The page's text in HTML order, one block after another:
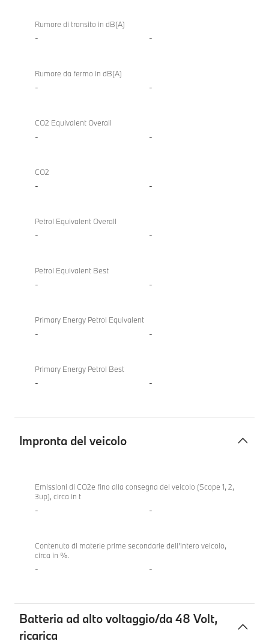
Rumore di transito in dB(A)
- -
Rumore da fermo in dB(A)
- -
CO2 Equivalent Overall
- -
CO2
- -
Petrol Equivalent Overall
- -
Petrol Equivalent Best
- -
Primary Energy Petrol Equivalent
- -
Primary Energy Petrol Best
- -
Impronta del veicolo
veicolo
X5 40
xDrive
Emissioni di CO2e fino alla consegna del veicolo (Scope 1, 2,
3up), circa in t
- -
Contenuto di materie prime secondarie dell'intero veicolo,
circa in %.
- -
Batteria ad alto voltaggio/da 48 Volt,
ricarica